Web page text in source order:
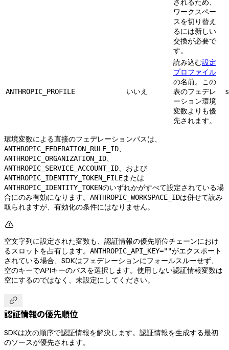
されるため、
ワークスペー
スを切り替え
るには新しい
交換が必要で
す。
ANTHROPIC_PROFILE いいえ
読み込む設定
プロファイル
の名前。この
表のフェデレ
ーション環境
変数よりも優
先されます。
環境変数による直接のフェデレーションパスは、
ANTHROPIC_FEDERATION_RULE_ID、
ANTHROPIC_ORGANIZATION_ID、
ANTHROPIC_SERVICE_ACCOUNT_ID、および
ANTHROPIC_IDENTITY_TOKEN_FILEまたは
ANTHROPIC_IDENTITY_TOKENのいずれかがすべて設定されている場
合にのみ有効になります。 ANTHROPIC_WORKSPACE_IDは併せて読み
取られますが、有効化の条件にはなりません。

空文字列に設定された変数も、認証情報の優先順位チェーンにおけ
るスロットを占有します。 ANTHROPIC_API_KEY=""がエクスポート
されている場合、SDKはフェデレーションにフォールスルーせず、
空のキーでAPIキーのパスを選択します。使用しない認証情報変数は
空にするのではなく、未設定にしてください。

認証情報の優先順位
SDKは次の順序で認証情報を解決します。認証情報を生成する最初
のソースが優先されます。